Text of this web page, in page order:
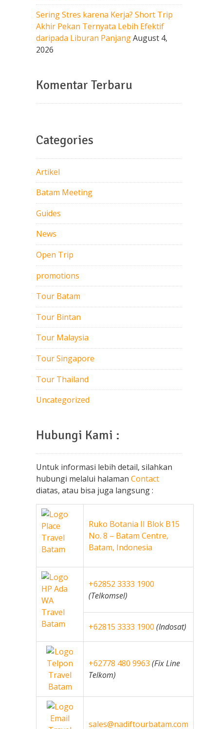
Sering Stres karena Kerja? Short Trip
Akhir Pekan Ternyata Lebih Efektif
daripada Liburan PanjangAugust 4,
2026
Komentar Terbaru
Categories
Artikel
Batam Meeting
Guides
News
Open Trip
promotions
Tour Batam
Tour Bintan
Tour Malaysia
Tour Singapore
Tour Thailand
Uncategorized
Hubungi Kami :
Untuk informasi lebih detail, silahkan
hubungi melalui halaman Contact
diatas, atau bisa juga langsung :
Ruko Botania II Blok B15
No. 8 – Batam Centre,
Batam, Indonesia
+62852 3333 1900
(Telkomsel)
+62815 3333 1900 (Indosat)
+62778 480 9963 (Fix Line
Telkom)
sales@nadiftourbatam.com